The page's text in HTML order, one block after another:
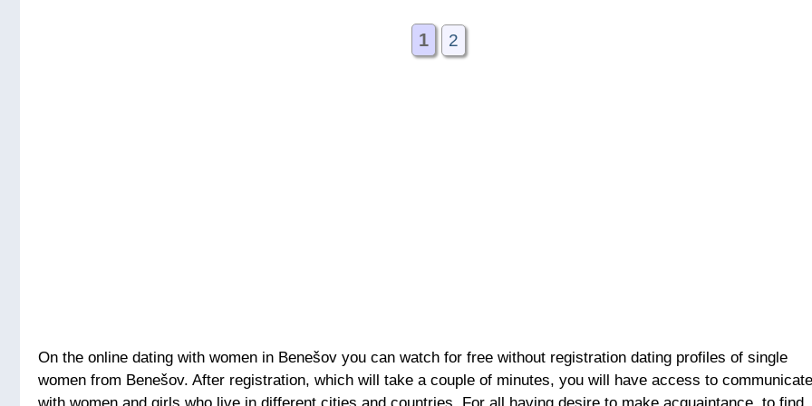
1 2
On the online dating with women in Benešov you can watch for free without registration dating profiles of single
women from Benešov. After registration, which will take a couple of minutes, you will have access to communicate